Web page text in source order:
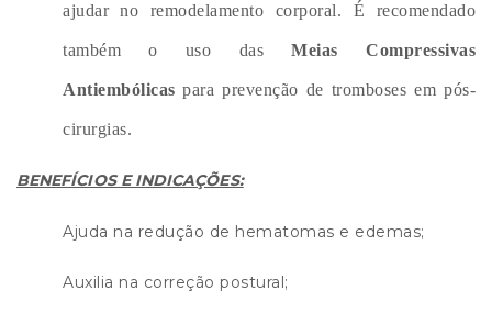
ajudar no remodelamento corporal. É recomendado
também o uso dasMeias Compressivas
Antiembólicas para prevenção de tromboses em pós-
cirurgias.
BENEFÍCIOS E INDICAÇÕES:
Ajuda na redução de hematomas e edemas;
Auxilia na correção postural;